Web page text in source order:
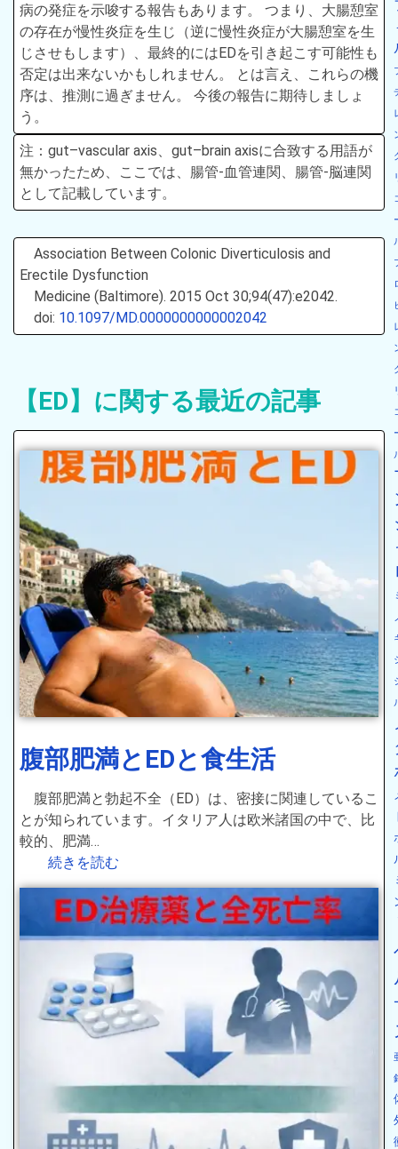
病の発症を示唆する報告もあります。 つまり、大腸憩室
の存在が慢性炎症を生じ（逆に慢性炎症が大腸憩室を生
じさせもします）、最終的にはEDを引き起こす可能性も
否定は出来ないかもしれません。 とは言え、これらの機
序は、推測に過ぎません。 今後の報告に期待しましょ
う。
注：gut–vascular axis、gut–brain axisに合致する用語が
無かったため、ここでは、腸管-血管連関、腸管-脳連関
として記載しています。
Association Between Colonic Diverticulosis and
Erectile Dysfunction
Medicine (Baltimore). 2015 Oct 30;94(47):e2042.
doi: 10.1097/MD.0000000000002042
【ED】に関する最近の記事
腹部肥満とEDと食生活
腹部肥満と勃起不全（ED）は、密接に関連しているこ
とが知られています。イタリア人は欧米諸国の中で、比
較的、肥満…
続きを読む